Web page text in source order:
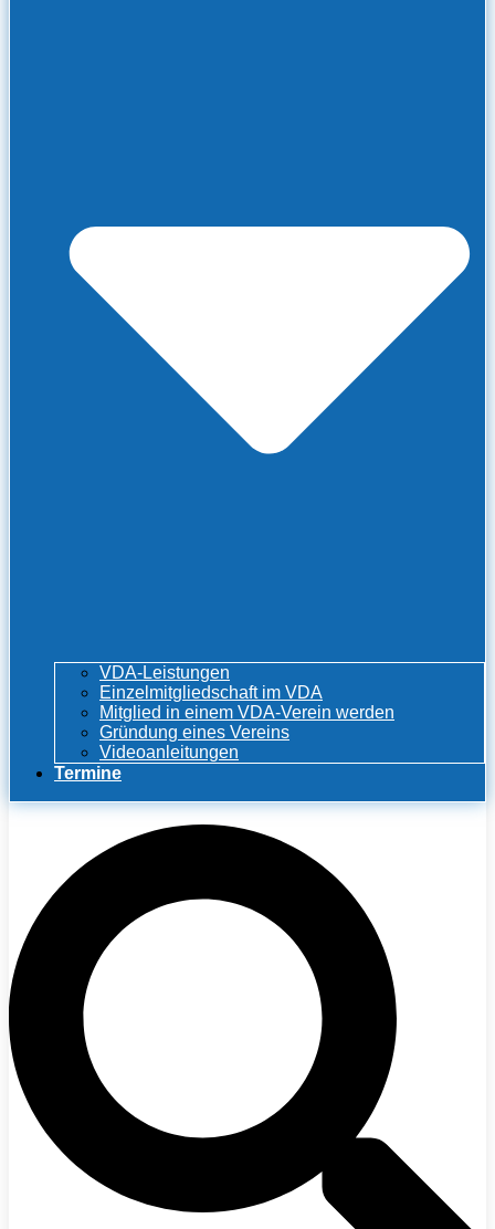
VDA-Leistungen
Einzelmitgliedschaft im VDA
Mitglied in einem VDA-Verein werden
Gründung eines Vereins
Videoanleitungen
Termine